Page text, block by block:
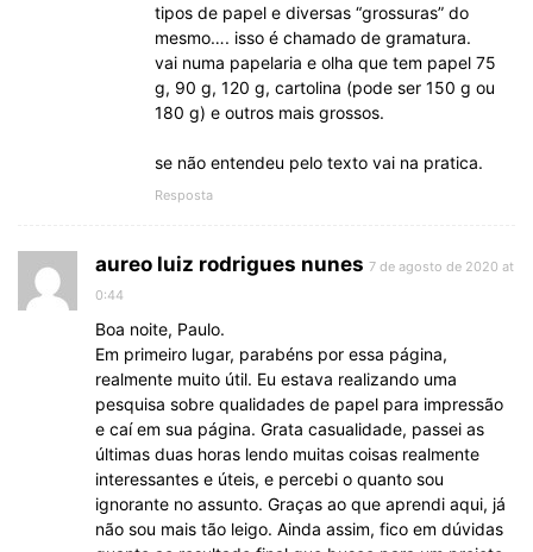
tipos de papel e diversas “grossuras” do
mesmo…. isso é chamado de gramatura.
vai numa papelaria e olha que tem papel 75
g, 90 g, 120 g, cartolina (pode ser 150 g ou
180 g) e outros mais grossos.
se não entendeu pelo texto vai na pratica.
Resposta
aureo luiz rodrigues nunes 7 de agosto de 2020 at
0:44
Boa noite, Paulo.
Em primeiro lugar, parabéns por essa página,
realmente muito útil. Eu estava realizando uma
pesquisa sobre qualidades de papel para impressão
e caí em sua página. Grata casualidade, passei as
últimas duas horas lendo muitas coisas realmente
interessantes e úteis, e percebi o quanto sou
ignorante no assunto. Graças ao que aprendi aqui, já
não sou mais tão leigo. Ainda assim, fico em dúvidas